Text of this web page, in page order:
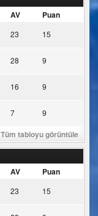
AV Puan
23 15
28 9
16 9
7 9
Tüm tabloyu görüntüle
AV Puan
23 15